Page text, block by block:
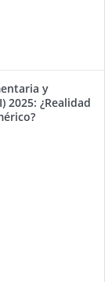
y
2025: ¿Realidad